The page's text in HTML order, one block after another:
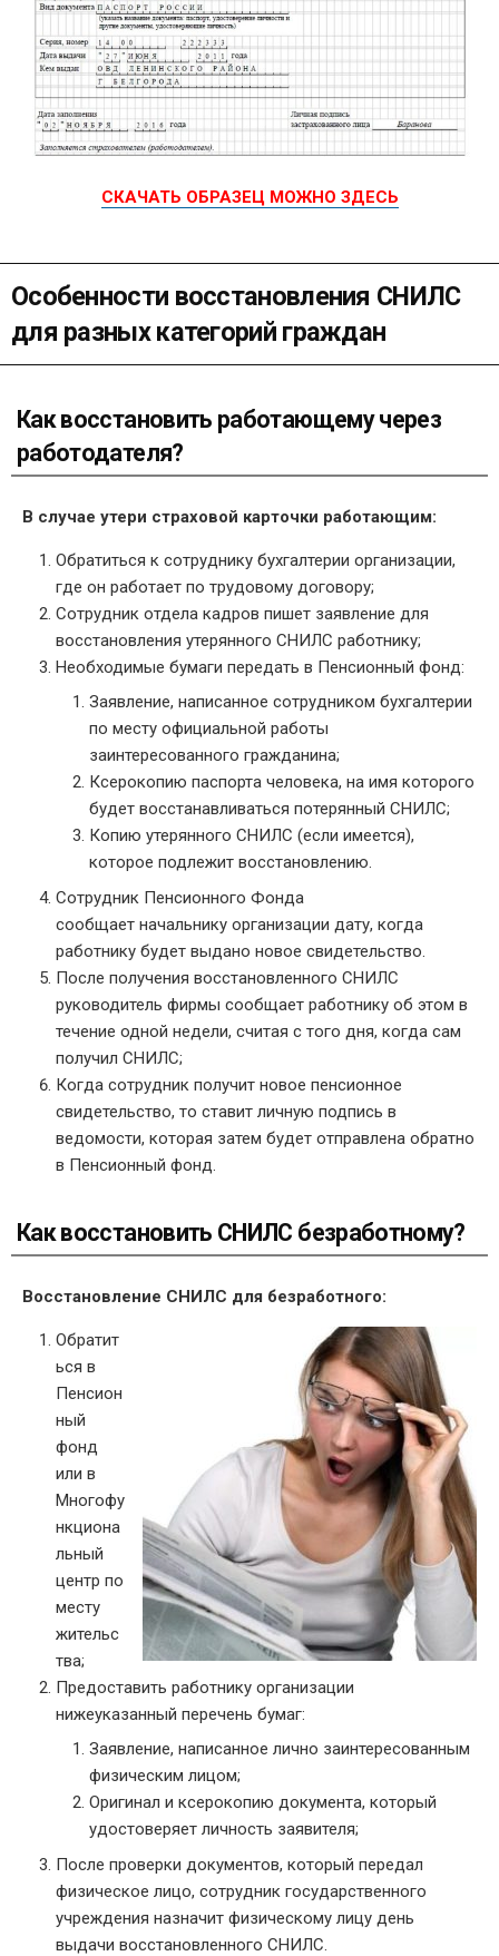
СКАЧАТЬ ОБРАЗЕЦ МОЖНО ЗДЕСЬ
Особенности восстановления СНИЛС
для разных категорий граждан
Как восстановить работающему через
работодателя?
В случае утери страховой карточки работающим:
Обратиться к сотруднику бухгалтерии организации,
где он работает по трудовому договору;
Сотрудник отдела кадров пишет заявление для
восстановления утерянного СНИЛС работнику;
Необходимые бумаги передать в Пенсионный фонд:
Заявление, написанное сотрудником бухгалтерии
по месту официальной работы
заинтересованного гражданина;
Ксерокопию паспорта человека, на имя которого
будет восстанавливаться потерянный СНИЛС;
Копию утерянного СНИЛС (если имеется),
которое подлежит восстановлению.
Сотрудник Пенсионного Фонда
сообщает начальнику организации дату, когда
работнику будет выдано новое свидетельство.
После получения восстановленного СНИЛС
руководитель фирмы сообщает работнику об этом в
течение одной недели, считая с того дня, когда сам
получил СНИЛС;
Когда сотрудник получит новое пенсионное
свидетельство, то ставит личную подпись в
ведомости, которая затем будет отправлена обратно
в Пенсионный фонд.
Как восстановить СНИЛС безработному?
Восстановление СНИЛС для безработного:
Обратит
ься в
Пенсион
ный
фонд
или в
Многофу
нкциона
льный
центр по
месту
жительс
тва;
Предоставить работнику организации
нижеуказанный перечень бумаг:
Заявление, написанное лично заинтересованным
физическим лицом;
Оригинал и ксерокопию документа, который
удостоверяет личность заявителя;
После проверки документов, который передал
физическое лицо, сотрудник государственного
учреждения назначит физическому лицу день
выдачи восстановленного СНИЛС.